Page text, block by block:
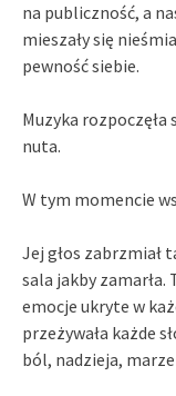
na publiczność, a
mieszały się
pewność siebie.
Muzyka
nuta.
W tym momencie
Jej głos zabrzmiał
sala jakby zamarła.
emocje ukryte w
przeżywała każde
ból, nadzieja,